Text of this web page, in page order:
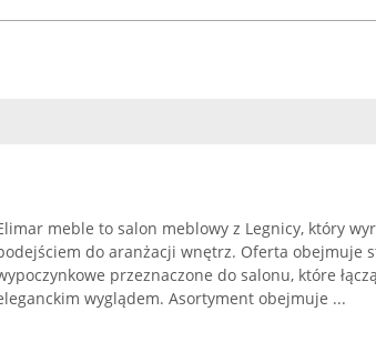
meble to salon meblowy z Legnicy, który
do aranżacji wnętrz. Oferta obejmuje
przeznaczone do salonu, które
wyglądem. Asortyment obejmuje ...